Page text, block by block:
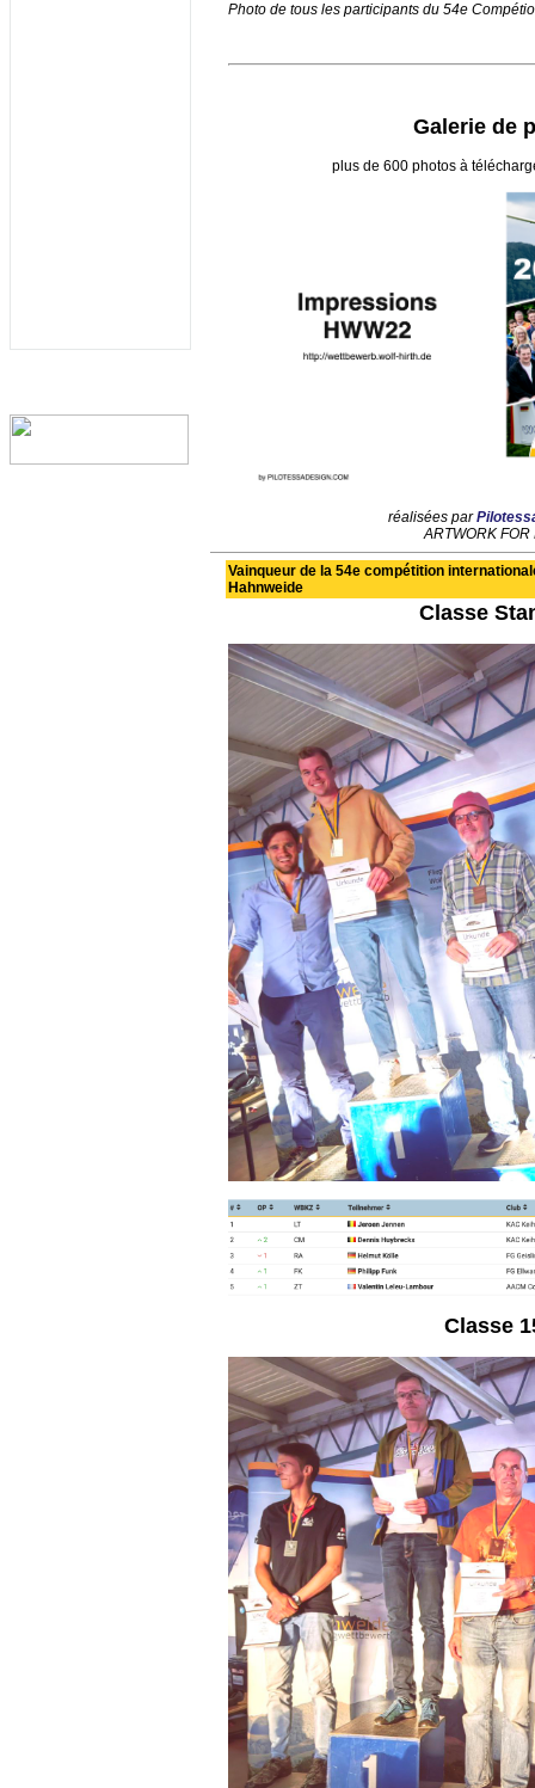
Photo de tous les participants du 54e
Galerie de
plus de 600 photos à
réalisées par
ARTWORK FOR
Vainqueur de la 54e compétition
Hahnweide
Classe
Classe